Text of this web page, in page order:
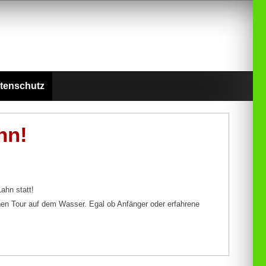
statt!
Tour auf dem Wasser. Egal ob Anfänger oder erfahrene